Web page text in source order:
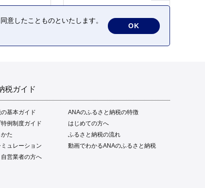
税ガイド
基本ガイド
ANAのふるさと納税の特徴
例制度ガイド
はじめての方へ
た
ふるさと納税の流れ
ュレーション
動画でわかるANAのふるさと納税
営業者の方へ
意したことものといたします。
OK